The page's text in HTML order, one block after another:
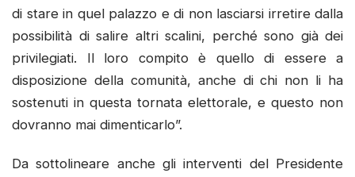
di stare in quel palazzo e di non lasciarsi irretire dalla
possibilità di salire altri scalini, perché sono già dei
privilegiati. Il loro compito è quello di essere a
disposizione della comunità, anche di chi non li ha
sostenuti in questa tornata elettorale, e questo non
dovranno mai dimenticarlo”.
Da sottolineare anche gli interventi del Presidente